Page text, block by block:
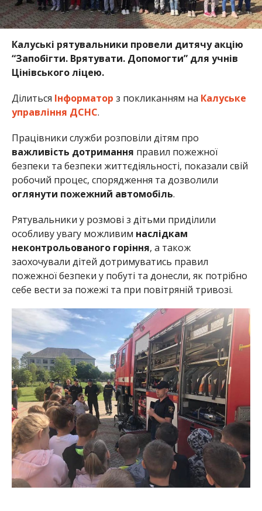
Калуські рятувальники провели дитячу акцію
“Запобігти. Врятувати. Допомогти” для учнів
Цінівського ліцею.
Ділиться Інформатор з покликанням на Калуське
управління ДСНС.
Працівники служби розповіли дітям про
важливість дотримання правил пожежної
безпеки та безпеки життєдіяльності, показали свій
робочий процес, спорядження та дозволили
оглянути пожежний автомобіль.
Рятувальники у розмові з дітьми приділили
особливу увагу можливим наслідкам
неконтрольованого горіння, а також
заохочували дітей дотримуватись правил
пожежної безпеки у побуті та донесли, як потрібно
себе вести за пожежі та при повітряній тривозі.